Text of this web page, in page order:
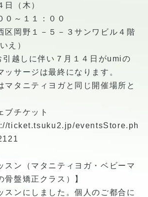
木）
～１１：００
岡野１－５－３サンワビル４階
え）
引越しに伴い７月１４日がumiの
ッサージは最終になります。
マタニティヨガと同じ開催場所と
チケット
ticket.tsuku2.jp/eventsStore.ph
スン（マタニティヨガ・ベビーマ
骨盤矯正クラス）】
スンにしました。個人のご都合に